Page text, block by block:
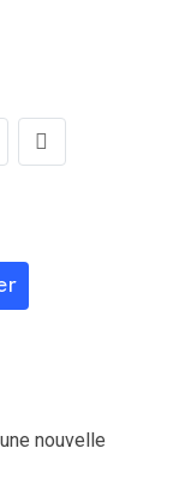
nouvelle